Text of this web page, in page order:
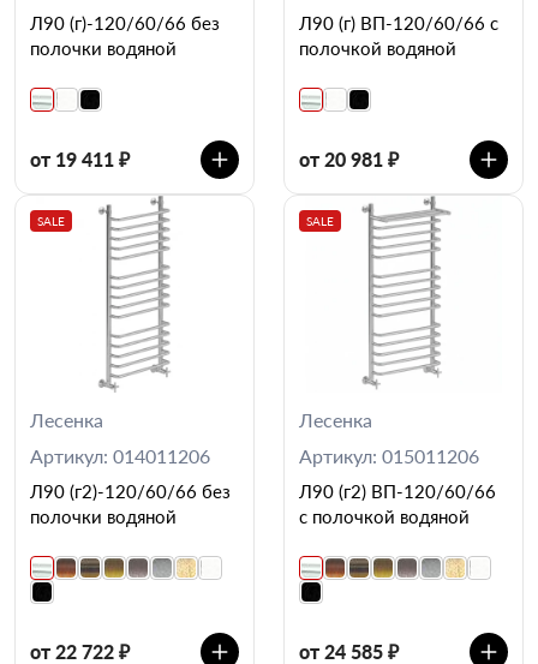
Л90 (г)-120/60/66 без
полочки водяной
от 19 411 ₽
Л90 (г) ВП-120/60/66 с
полочкой водяной
от 20 981 ₽
SALE
Лесенка
Артикул: 014011206
Л90 (г2)-120/60/66 без
полочки водяной
от 22 722 ₽
SALE
Лесенка
Артикул: 015011206
Л90 (г2) ВП-120/60/66
с полочкой водяной
от 24 585 ₽